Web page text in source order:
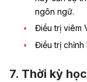
ngôn ngữ.
Điều trị viêm
Điều trị chỉnh
7. Thời kỳ